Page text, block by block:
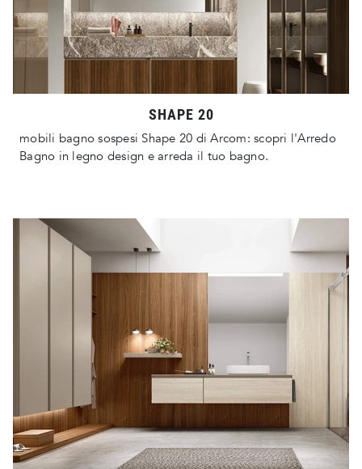
SHAPE 20
mobili bagno sospesi Shape 20 di Arcom: scopri l'Arredo
Bagno in legno design e arreda il tuo bagno.